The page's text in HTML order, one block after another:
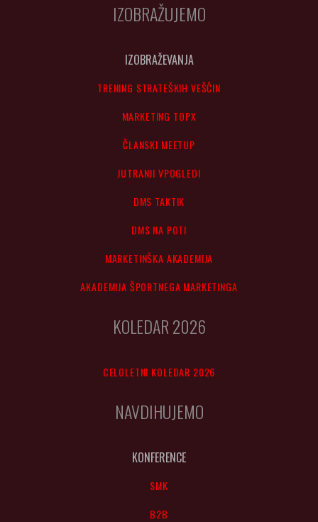
IZOBRAŽUJEMO
IZOBRAŽEVANJA
TRENING STRATEŠKIH VEŠČIN
MARKETING TOPX
ČLANSKI MEETUP
JUTRANJI VPOGLEDI
DMS TAKTIK
DMS NA POTI
MARKETINŠKA AKADEMIJA
AKADEMIJA ŠPORTNEGA MARKETINGA
KOLEDAR 2026
CELOLETNI KOLEDAR 2026
NAVDIHUJEMO
KONFERENCE
SMK
B2B